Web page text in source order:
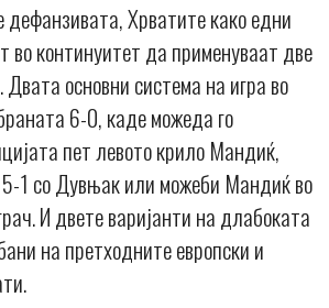
Хрватите како едни
во континуитет да применуваат две
основни система на игра во
6-0, каде можеда го
пет левото крило Мандиќ,
1 со Дувњак или можеби Мандиќ во
И двете варијанти на длабоката
на претходните европски и